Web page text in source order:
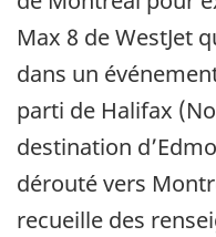
Max 8 de WestJet
dans un
parti de Halifax
destination
dérouté vers
recueille des